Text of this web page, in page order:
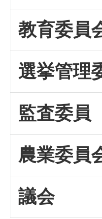
教育委員
選挙管理
監査委員
農業委員
議会